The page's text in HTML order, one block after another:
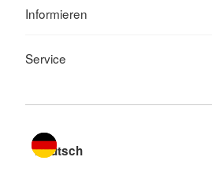
Informieren
Service
Sprache wechseln zu